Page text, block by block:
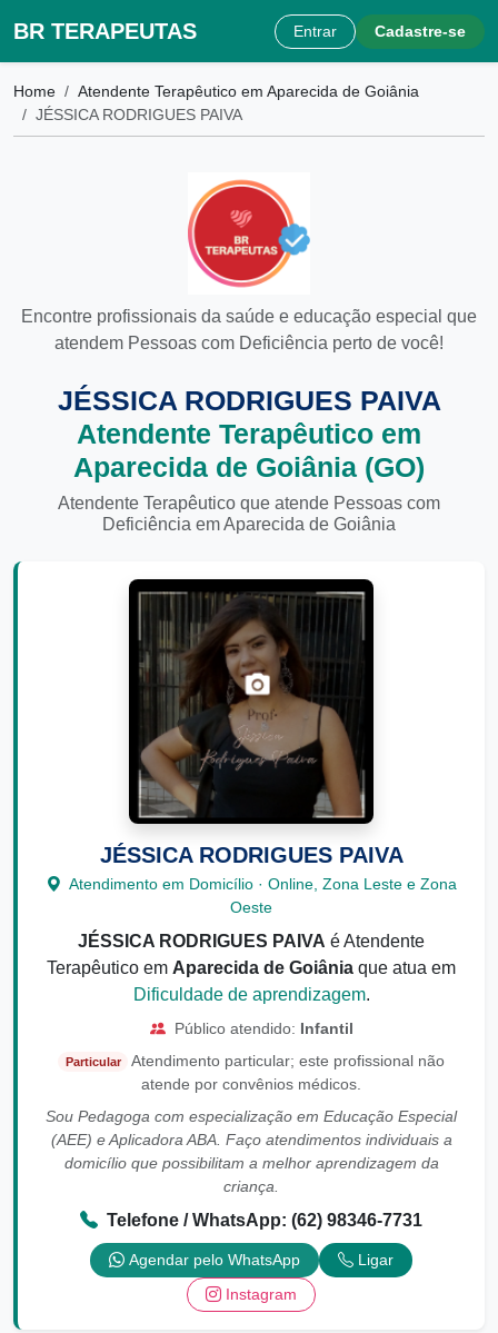
BR TERAPEUTAS Entrar Cadastre-se
Home
Atendente Terapêutico em Aparecida de Goiânia
JÉSSICA RODRIGUES PAIVA
Encontre profissionais da saúde e educação especial que
atendem Pessoas com Deficiência perto de você!
JÉSSICA RODRIGUES PAIVA
Atendente Terapêutico em
Aparecida de Goiânia (GO)
Atendente Terapêutico que atende Pessoas com
Deficiência em Aparecida de Goiânia
JÉSSICA RODRIGUES PAIVA
Atendimento em Domicílio · Online, Zona Leste e Zona
Oeste
JÉSSICA RODRIGUES PAIVA é Atendente
Terapêutico em Aparecida de Goiânia que atua em
Dificuldade de aprendizagem.
Público atendido: Infantil
Particular
Atendimento particular; este profissional não
atende por convênios médicos.
Sou Pedagoga com especialização em Educação Especial
(AEE) e Aplicadora ABA. Faço atendimentos individuais a
domicílio que possibilitam a melhor aprendizagem da
criança.
Telefone / WhatsApp: (62) 98346-7731
Agendar pelo WhatsApp
Ligar
Instagram